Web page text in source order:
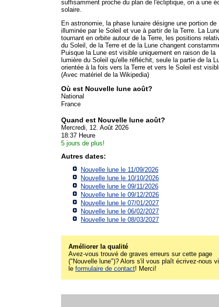
suffisamment proche du plan de l'écliptique, on a une
solaire.
En astronomie, la phase lunaire désigne une portion de
illuminée par le Soleil et vue à partir de la Terre. La
tournant en orbite autour de la Terre, les positions
du Soleil, de la Terre et de la Lune changent
Puisque la Lune est visible uniquement en raison de la
lumière du Soleil qu'elle réfléchit, seule la partie de la
orientée à la fois vers la Terre et vers le Soleil est
(Avec matériel de la Wikipedia)
Où est Nouvelle lune août?
National
France
Quand est Nouvelle lune août?
Mercredi, 12. Août 2026
18:37 Heure
5 jours de plus!
Autres dates:
Nouvelle lune le 11/09/2026
Nouvelle lune le 10/10/2026
Nouvelle lune le 09/11/2026
Nouvelle lune le 09/12/2026
Nouvelle lune le 07/01/2027
Nouvelle lune le 06/02/2027
Nouvelle lune le 08/03/2027
Améliorer la qualité
Avez-vous trouvé de graves erreurs sur cette page
("Nouvelle lune")? Alors s'il vous plaît écrivez-nous
le formulaire de contact! Merci!